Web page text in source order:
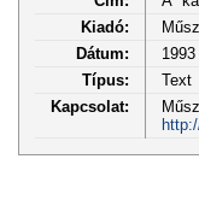
Kiadó:
Dátum:
1993
Típus:
Text
Kapcsolat: